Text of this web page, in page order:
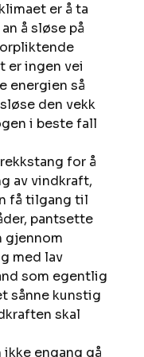
er å ta
å sløse på
er ingen vei
energien så
den vekk
i beste fall
for å
av vindkraft,
få tilgang til
pantsette
gjennom
med lav
som egentlig
sånne kunstig
skal
engang gå